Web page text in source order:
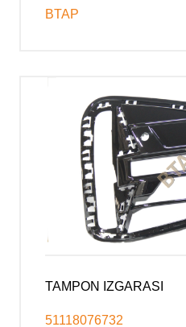
BTAP
TAMPON IZGARASI
51118076732